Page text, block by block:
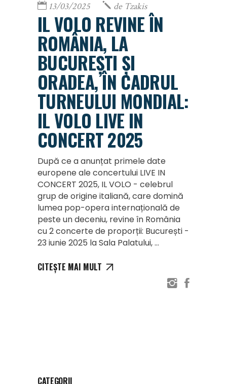
13/03/2025 de Tzakis
IL VOLO REVINE ÎN
ROMÂNIA, LA
BUCUREȘTI ȘI
ORADEA, ÎN CADRUL
TURNEULUI MONDIAL:
IL VOLO LIVE IN
CONCERT 2025
După ce a anunțat primele date
europene ale concertului LIVE IN
CONCERT 2025, IL VOLO - celebrul
grup de origine italiană, care domină
lumea pop-opera internațională de
peste un deceniu, revine în România
cu 2 concerte de proporții: București -
23 iunie 2025 la Sala Palatului,
CITEȘTE MAI MULT
CATEGORII